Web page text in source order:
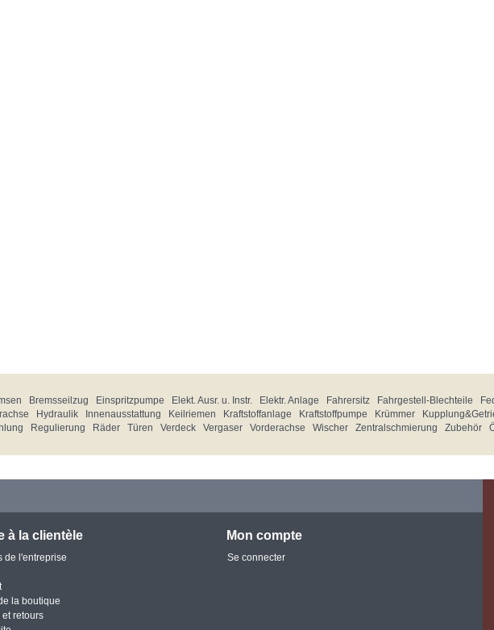
Bremsseilzug Einspritzpumpe Elekt. Ausr. u. Instr. Elektr. Anlage Fahrersitz Fahrgestell-Blechteile
Hydraulik Innenausstattung Keilriemen Kraftstoffanlage Kraftstoffpumpe Krümmer
Regulierung Räder Türen Verdeck Vergaser Vorderachse Wischer Zentralschmierung Zubehör
à la clientèle
de l'entreprise
la boutique
retours
Mon compte
Se connecter